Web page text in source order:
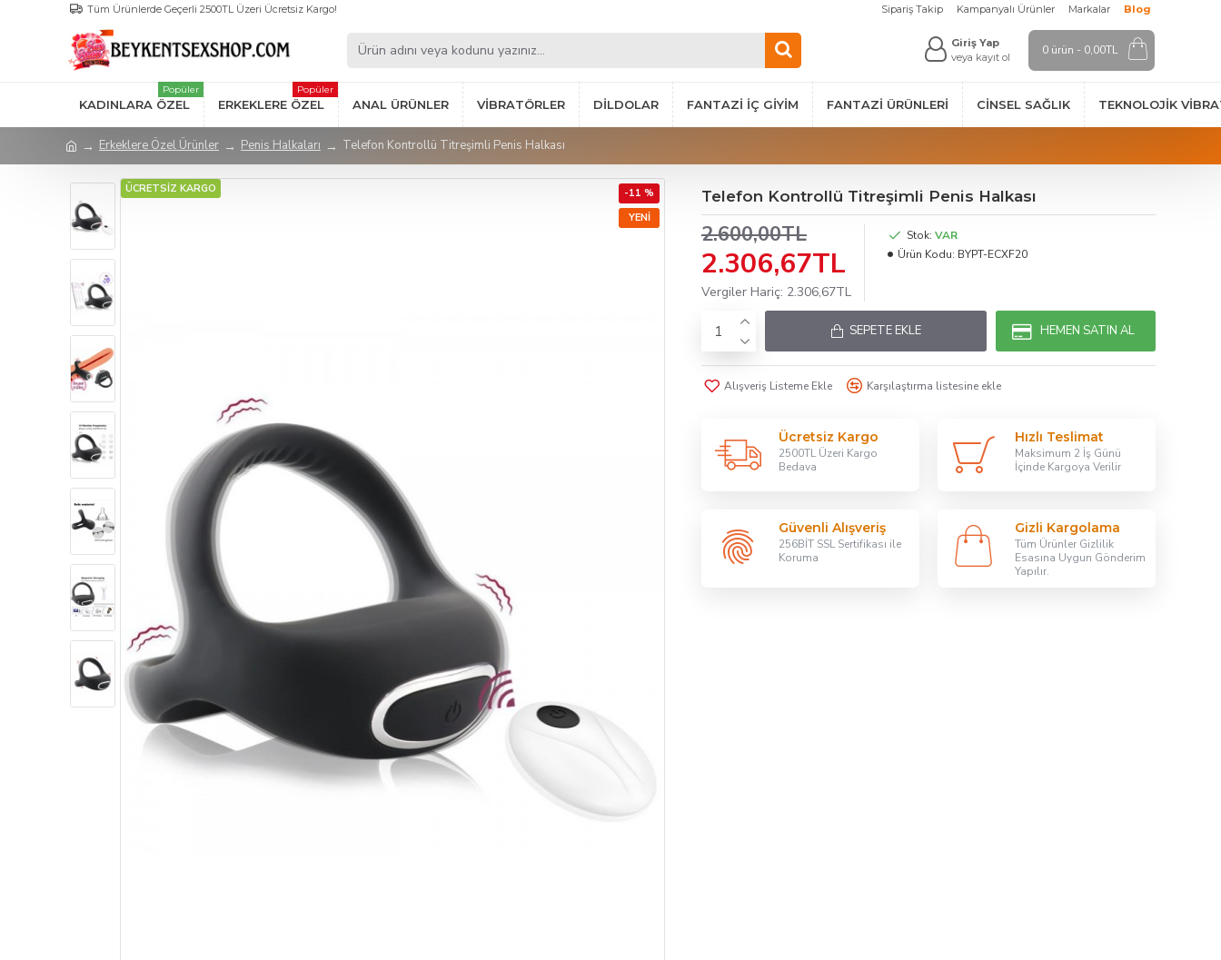
Tüm Ürünlerde Geçerli 2500TL Üzeri Ücretsiz Kargo! Sipariş Takip Kampanyalı Ürünler Markalar Blog
Giriş Yap
veya kayıt ol
0 ürün - 0,00TL
KADINLARA ÖZEL
Popüler
ERKEKLERE ÖZEL
Popüler
ANAL ÜRÜNLER VIBRATÖRLER DILDOLAR FANTAZI İÇ GIYIM FANTAZI ÜRÜNLERI CINSEL SAĞLIK TEKNOLOJIK
Erkeklere Özel Ürünler Penis Halkaları Telefon Kontrollü Titreşimli Penis Halkası
YENI
ÜCRETSİZ KARGO -11 % Telefon Kontrollü Titreşimli Penis Halkası
2.306,67TL
2.600,00TL
Vergiler Hariç: 2.306,67TL
Stok: VAR
Ürün Kodu: BYPT-ECXF20
SEPETE EKLE HEMEN SATIN AL
Alışveriş Listeme Ekle Karşılaştırma listesine ekle
Ücretsiz Kargo
2500TL Üzeri Kargo
Bedava
Hızlı Teslimat
Maksimum 2 İş Günü
İçinde Kargoya Verilir
Güvenli Alışveriş
256BİT SSL Sertifikası ile
Koruma
Gizli Kargolama
Tüm Ürünler Gizlilik
Esasına Uygun Gönderim
Yapılır.